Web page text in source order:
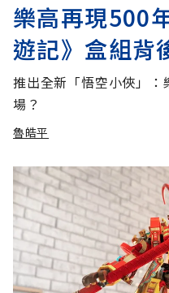
樂高再現500
遊記》盒組背
推出全新「悟空小俠」
場？
魯皓平